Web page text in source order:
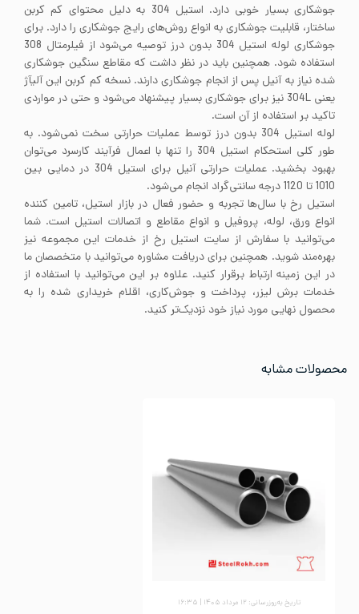
جوشکاری بسیار خوبی دارد. استیل 304 به دلیل محتوای کم کربن
ساختار، قابلیت جوشکاری به انواع روش‌های رایج جوشکاری را دارد. برای
جوشکاری لوله استیل 304 بدون درز توصیه می‌شود از فیلرمتال 308
استفاده شود. همچنین باید در نظر داشت که مقاطع سنگین جوشکاری
شده نیاز به آنیل پس از انجام جوشکاری دارند. نسخه کم کربن این آلیآژ
یعنی 304L نیز برای جوشکاری بسیار پیشنهاد می‌شود و حتی در مواردی
تاکید بر استفاده از آن است.
لوله استیل 304 بدون درز توسط عملیات حرارتی سخت نمی‌شود. به
طور کلی استحکام استیل 304 را تنها با اعمال فرآیند کارسرد می‌توان
بهبود بخشید. عملیات حرارتی آنیل برای استیل 304 در دمایی بین
1010 تا 1120 درجه سانتی‌گراد انجام می‌شود.
استیل رخ با سال‌ها تجربه و حضور فعال در بازار استیل، تامین کننده
انواع ورق، لوله، پروفیل و انواع مقاطع و اتصالات استیل است. شما
می‌توانید با سفارش از سایت استیل رخ از خدمات این مجموعه نیز
بهره‌مند شوید. همچنین برای دریافت مشاوره می‌توانید با متخصصان ما
در این زمینه ارتباط برقرار کنید. علاوه بر این می‌توانید با استفاده از
خدمات برش لیزر، پرداخت و جوش‌کاری، اقلام خریداری شده را به
محصول نهایی مورد نیاز خود نزدیک‌تر کنید.
محصولات مشابه
تاریخ به‌روزرسانی: ۱۲ مرداد ۱۴۰۵ | ۱۶:۳۵